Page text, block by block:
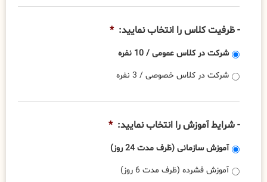
- ظرفیت کلاس را انتخاب نمایید: *
شرکت در کلاس عمومی / 10 نفره
شرکت در کلاس خصوصی / 3 نفره
- شرایط آموزش را انتخاب نمایید: *
آموزش سازمانی (ظرف مدت 24 روز)
آموزش فشرده (ظرف مدت 6 روز)